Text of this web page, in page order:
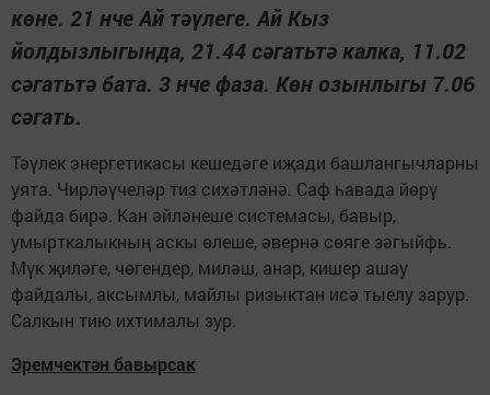
көне. 21 нче Ай тәүлеге. Ай Кыз
йолдызлыгында, 21.44 сәгатьтә калка, 11.02
сәгатьтә бата. 3 нче фаза. Көн озынлыгы 7.06
сәгать.
Тәүлек энергетикасы кешедәге иҗади башлангычларны
уята. Чирләүчеләр тиз сихәтләнә. Саф һавада йөрү
файда бирә. Кан әйләнеше системасы, бавыр,
умырткалыкның аскы өлеше, әвернә сөяге зәгыйфь.
Мүк җиләге, чөгендер, миләш, анар, кишер ашау
файдалы, аксымлы, майлы ризыктан исә тыелу зарур.
Салкын тию ихтималы зур.
Эремчектән бавырсак